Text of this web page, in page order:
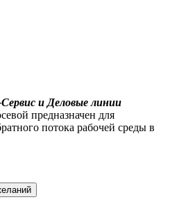
и Деловые линии
предназначен для
потока рабочей среды в